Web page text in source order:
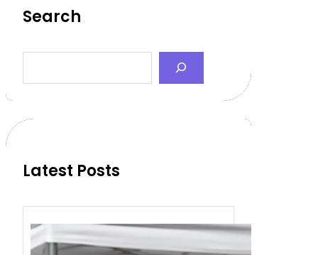
Search
a
c
Latest Posts